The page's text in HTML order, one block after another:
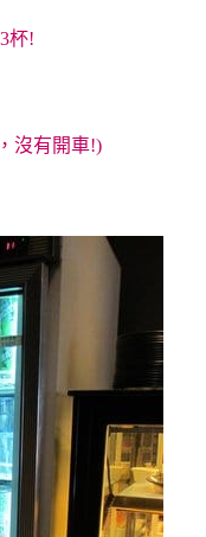
杯!
沒有開車!)